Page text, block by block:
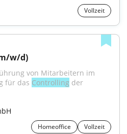
Vollzeit
w/d)
von Mitarbeitern im
für das Controlling der
Homeoffice
Vollzeit